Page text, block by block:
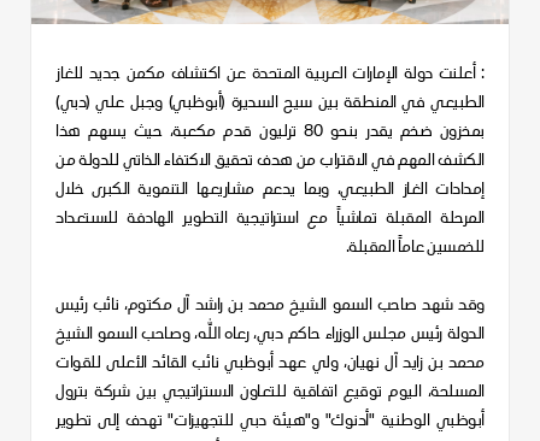
: أعلنت دولة الإمارات العربية المتحدة عن اكتشاف مكمن جديد للغاز
الطبيعي في المنطقة بين سيح السديرة (أبوظبي) وجبل علي (دبي)
بمخزون ضخم يقدر بنحو 80 ترليون قدم مكعبة، حيث يسهم هذا
الكشف المهم في الاقتراب من هدف تحقيق الاكتفاء الذاتي للدولة من
إمدادات الغاز الطبيعي، وبما يدعم مشاريعها التنموية الكبرى خلال
المرحلة المقبلة تماشياً مع استراتيجية التطوير الهادفة للاستعداد
للخمسين عاماً المقبلة.
وقد شهد صاحب السمو الشيخ محمد بن راشد آل مكتوم، نائب رئيس
الدولة رئيس مجلس الوزراء حاكم دبي، رعاه الله، وصاحب السمو الشيخ
محمد بن زايد آل نهيان، ولي عهد أبوظبي نائب القائد الأعلى للقوات
المسلحة، اليوم توقيع اتفاقية للتعاون الاستراتيجي بين شركة بترول
أبوظبي الوطنية "أدنوك" و"هيئة دبي للتجهيزات" تهدف إلى تطوير